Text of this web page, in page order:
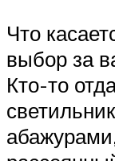
Что
выбор за
Кто-то